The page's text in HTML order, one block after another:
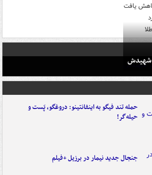
شهیدش
حمله تند فیگو به اینفانتینو: دروغگو، پَست‌ و
حیله‌گر!
جنجال جدید نیمار در برزیل +فیلم